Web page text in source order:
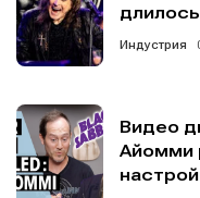
Индустрия
Видео
Айомми